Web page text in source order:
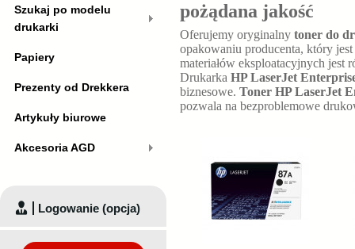
pożądana jakość
Oferujemy oryginalny toner do
opakowaniu producenta, który
materiałów eksploatacyjnych jest
Drukarka HP LaserJet
biznesowe. Toner HP LaserJet
pozwala na bezproblemowe
Szukaj po modelu
drukarki
Papiery
Prezenty od Drekkera
Artykuły biurowe
Akcesoria AGD
Logowanie (opcja)